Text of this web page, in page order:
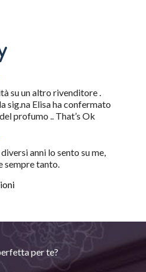
su un altro rivenditore .
sig.na Elisa ha confermato
profumo .. That’s Ok
anni lo sento su me,
sempre tanto.
per te?